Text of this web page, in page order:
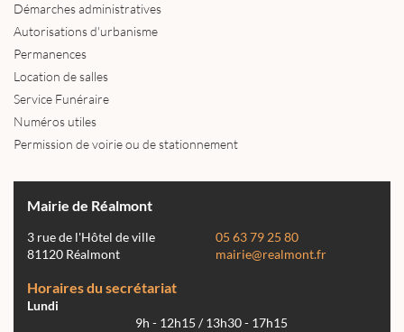
Démarches administratives
Autorisations d'urbanisme
Permanences
Location de salles
Service Funéraire
Numéros utiles
Permission de voirie ou de stationnement
Mairie de Réalmont
3 rue de l'Hôtel de ville
81120 Réalmont
05 63 79 25 80
mairie@realmont.fr
Horaires du secrétariat
Lundi
9h - 12h15 / 13h30 - 17h15